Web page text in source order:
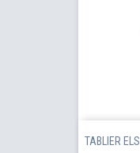
TABLIER